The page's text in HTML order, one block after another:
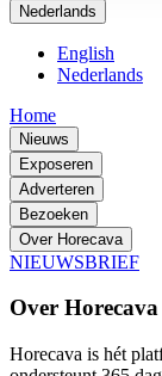
Nederlands
English
Nederlands
Home
Nieuws
Exposeren
Adverteren
Bezoeken
Over Horecava
NIEUWSBRIEF
Over Horecava
Horecava is hét